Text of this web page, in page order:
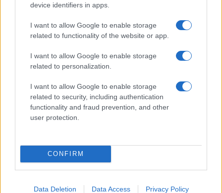
device identifiers in apps.
I want to allow Google to enable storage
related to functionality of the website or app.
I want to allow Google to enable storage
related to personalization.
I want to allow Google to enable storage
related to security, including authentication
functionality and fraud prevention, and other
user protection.
CONFIRM
Data Deletion Data Access Privacy Policy
Inviaci le tue segnalazioni,
i tuoi video e le tue foto
Su WhatsApp al numero +39
Ricevi le nostre ultime news
Condividi l'articolo